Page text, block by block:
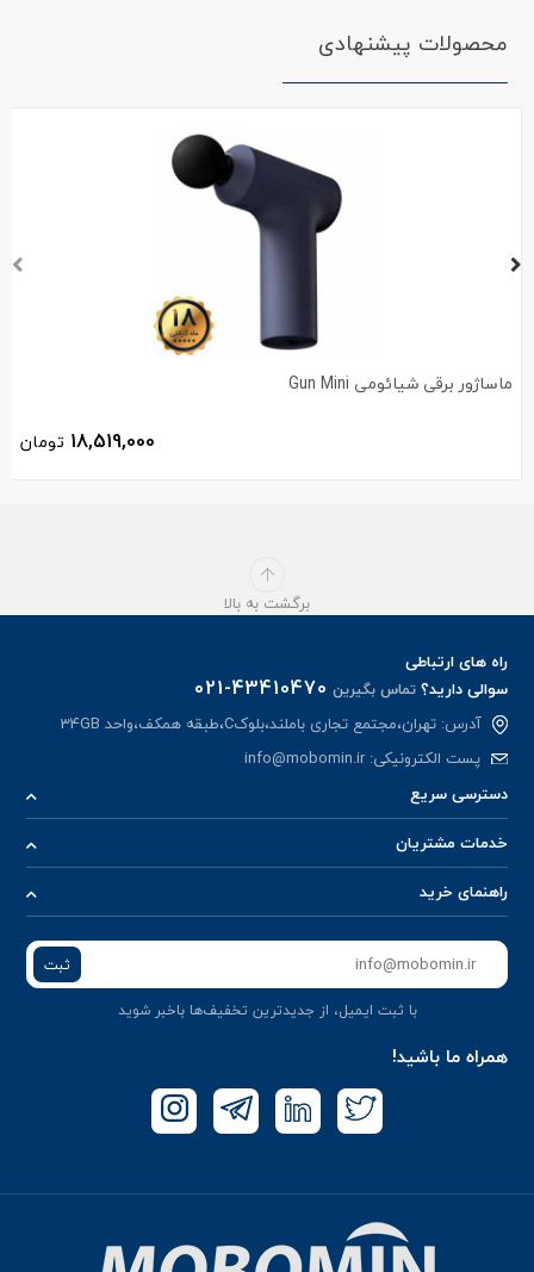
محصولات پیشنهادی
ماساژور برقی شیائومی Gun Mini
18,519,000 تومان
برگشت به بالا
راه های ارتباطی
سوالی دارید؟تماس بگیرین 021-43410470
آدرس: تهران،مجتمع تجاری باملند،بلوکC،طبقه همکف،واحد 34GB
پست الکترونیکی:info@mobomin.ir
دسترسی سریع
خدمات مشتریان
راهنمای خرید
ثبت
با ثبت ایمیل، از جدید‌ترین تخفیف‌ها با‌خبر شوید
همراه ما باشید!